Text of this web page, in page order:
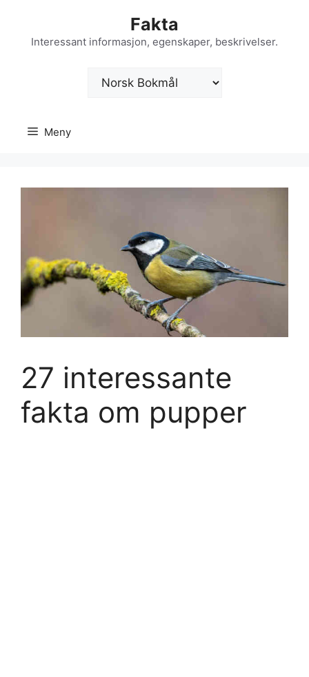
innhold
Fakta
Interessant informasjon, egenskaper, beskrivelser.
Velg
Meny
27 interessante
fakta om pupper